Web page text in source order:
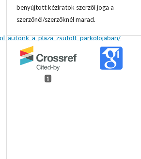
benyújtott kéziratok szerzői joga a
szerzőnél/szerzőknél marad.
1